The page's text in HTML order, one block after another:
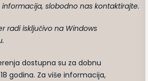
informacija, slobodno nas kontaktirajte.
radi isključivo na Windows
dostupna su za dobnu
godina. Za više informacija,